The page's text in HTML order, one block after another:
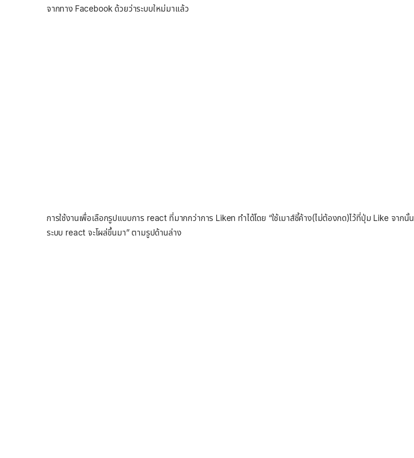
จากทาง Facebook ด้วยว่าระบบใหม่มาแล้ว
การใช้งานเพื่อเลือกรูปแบบการ react ที่มากกว่าการ Likeท ทำได้โดย “ใช้เมาส์ชี้ค้าง(ไม่ต้องกด)ไว้ที่ปุ่ม Like จากนั้น
ระบบ react จะโผล่ขึ้นมา” ตามรูปด้านล่าง